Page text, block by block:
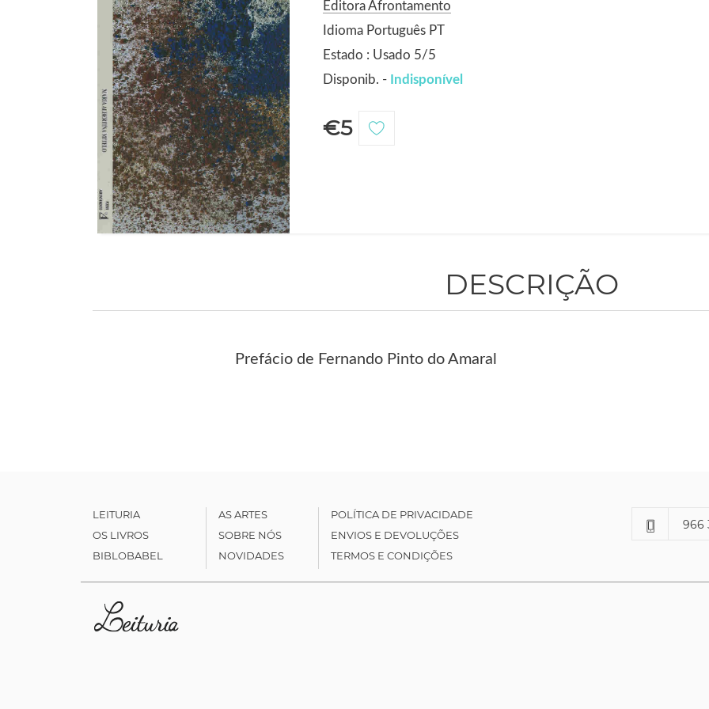
Editora Afrontamento
Idioma Português PT
Estado : Usado 5/5
Disponib. - Indisponível
€5
DESCRIÇÃO
Prefácio de Fernando Pinto do Amaral
LEITURIA
OS LIVROS
BIBLOBABEL
AS ARTES
SOBRE NÓS
NOVIDADES
POLÍTICA DE PRIVACIDADE
ENVIOS E DEVOLUÇÕES
TERMOS E CONDIÇÕES
966